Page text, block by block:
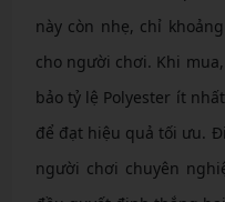
này còn nhẹ, chỉ
cho người chơi. Khi
bảo tỷ lệ Polyester ít
để đạt hiệu quả tối ưu.
người chơi chuyên